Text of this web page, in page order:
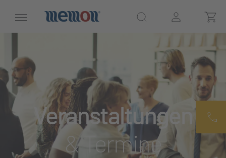
Veranstaltungen
& Termine